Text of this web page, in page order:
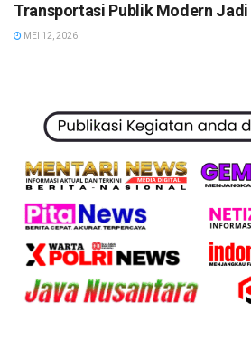
Transportasi Publik Modern
MEI 12, 2026